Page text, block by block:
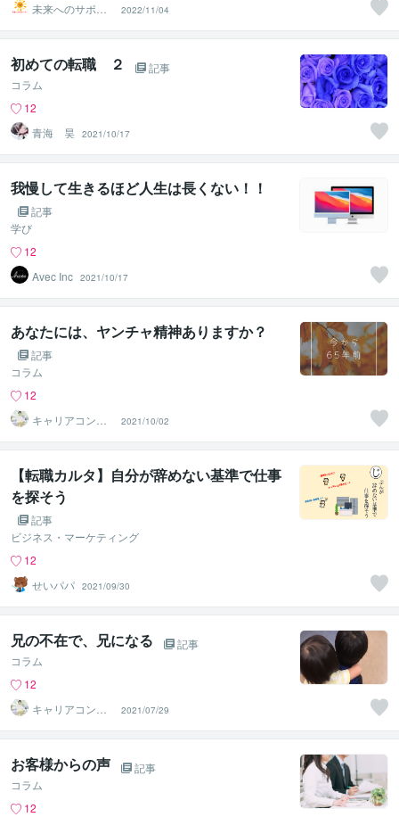
未来へのサポー
ター
2022/11/04
初めての転職 ２
記事
コラム
12
青海 昊 2021/10/17
我慢して生きるほど人生は長くない！！
記事
学び
12
Avec Inc 2021/10/17
あなたには、ヤンチャ精神ありますか？
記事
コラム
12
キャリアコンサ
ルタントShino
2021/10/02
【転職カルタ】自分が辞めない基準で仕事
を探そう
記事
ビジネス・マーケティング
12
せいパパ 2021/09/30
兄の不在で、兄になる
記事
コラム
12
キャリアコンサ
ルタントShino
2021/07/29
お客様からの声
記事
コラム
12